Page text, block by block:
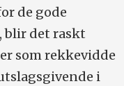
de gode
, blir det raskt
som rekkevidde
i